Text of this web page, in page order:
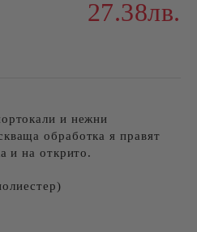
27.38лв.
и нежни
обработка я правят
и на открито.